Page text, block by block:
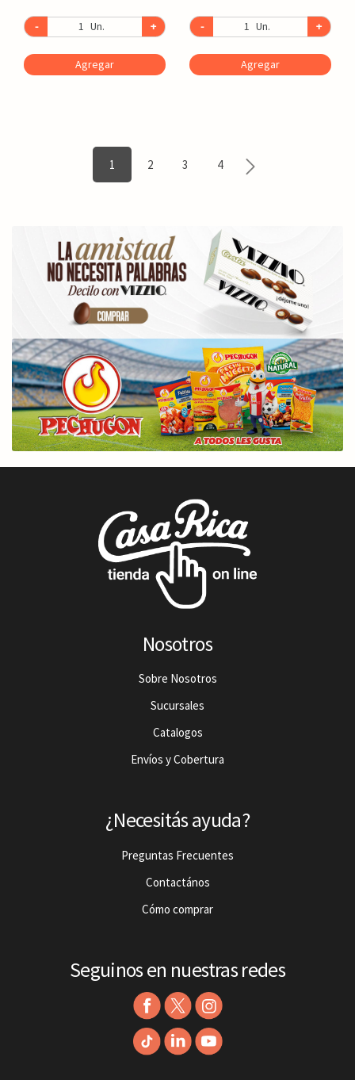
- Un. +
Agregar
- Un. +
Agregar
1 2 3 4
Nosotros
Sobre Nosotros
Sucursales
Catalogos
Envíos y Cobertura
¿Necesitás ayuda?
Preguntas Frecuentes
Contactános
Cómo comprar
Seguinos en nuestras redes